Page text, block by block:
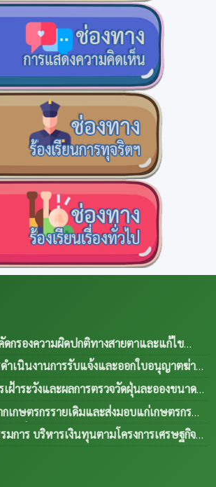
ดกรองความผิดปกติทางสายตาและแก้ไข
การมองเห็นในกลุ่มผู้สูงอายุและผู้ด้อยโอกาส
ศ.2569
04 ส.ค. 2569
ำเนินงานการรับแจ้งและออกใบอนุญาตฆ่า
กรกฎาคม 2569
04 ส.ค. 2569
ฝ้าระวังและผลการตรวจวัดฝุ่นละอองขนาด
ะจำเดือน กรกฎาคม 2569
04 ส.ค.
เกษตรกรรายเดิมและส่งมอบแก่เกษตรกร
ตัวที่ 1 เพศเมีย อายุครบ 18 เดือน ขยายให้
หม่) เป็นการส่งพื้นทีตำบลทุ่งกเสริมอาชีพเลี้ยง
นระเต็น โดยการให้ยืมเพื่อการผลิต ภายใต้
การ บริหารเงินทุนตามโครงการเศรษฐกิจ
จชุมชนระดับตำบล